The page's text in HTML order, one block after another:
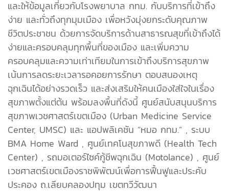
และให้ข้อมูลเกี่ยวกับโรงพยาบาล กทม. กับบริการที่เข้าถึง
ง่าย และทั่วถึงทุกมุมเมือง เพื่อหวังมุ่งยกระดับคุณภาพ
ชีวิตประชาชน ด้วยการจัดบริการด้านสาธารณสุขที่เข้าถึงได้
ง่ายและครอบคลุมทุกพื้นที่ของเมือง และเพิ่มความ
ครอบคลุมและความเท่าเทียมในการเข้าถึงบริการสุขภาพ
เน้นการลดระยะเวลารอคอยการรักษา ตอบสนองเหตุ
ฉุกเฉินได้อย่างรวดเร็ว และส่งเสริมให้คนเมืองใส่ใจในเรื่อง
สุขภาพตั้งแต่ต้น พร้อมลงพื้นที่ดังนี้ ศูนย์สนับสนุนบริการ
สุขภาพเวชศาสตร์เขตเมือง (Urban Medicine Service
Center, UMSC) และ แอปพลิเคชัน “หมอ กทม.” , ระบบ
BMA Home Ward , ศูนย์เทคโนสุขภาพดี (Health Tech
Center) , รถมอเตอร์ไซค์กู้ชีพฉุกเฉิน (Motolance) , ศูนย์
เวชศาสตร์เขตเมืองราชพิพัฒน์เพื่อการฟื้นฟูและประคับ
ประคอง ถ.เลียบคลองปทุม เขตทวีวัฒนา